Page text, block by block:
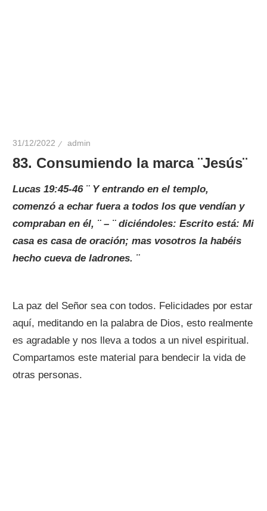
31/12/2022 admin
83. Consumiendo la marca ¨Jesús¨
Lucas 19:45-46 ¨ Y entrando en el templo,
comenzó a echar fuera a todos los que vendían y
compraban en él, ¨ – ¨ diciéndoles: Escrito está: Mi
casa es casa de oración; mas vosotros la habéis
hecho cueva de ladrones. ¨
La paz del Señor sea con todos. Felicidades por estar
aquí, meditando en la palabra de Dios, esto realmente
es agradable y nos lleva a todos a un nivel espiritual.
Compartamos este material para bendecir la vida de
otras personas.